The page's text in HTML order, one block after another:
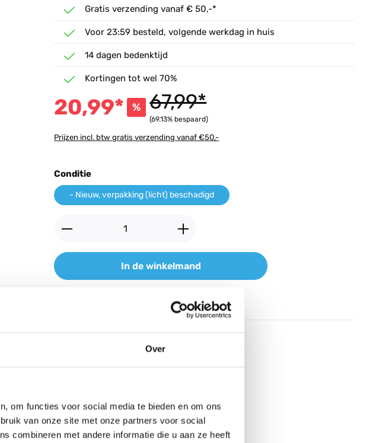
Over
om functies voor social media te bieden en om ons
van onze site met onze partners voor social
combineren met andere informatie die u aan ze heeft
Gratis verzending vanaf € 50,-*
Voor 23:59 besteld, volgende werkdag in huis
14 dagen bedenktijd
Kortingen tot wel 70%
20,99* % 67,99*
(69.13% bespaard)
Prijzen incl. btw gratis verzending vanaf €50,-
Selecteer
Conditie
- Nieuw, verpakking (licht) beschadigd
Producthoeveelheid: Voer de gewenste
In de winkelmand
Heeft u vragen over dit product?
Productnummer:AS4017807244434
Betaal veilig en vertrouwd.